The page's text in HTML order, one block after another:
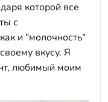
которой все
с
и "молочность"
вкусу. Я
любимый моим